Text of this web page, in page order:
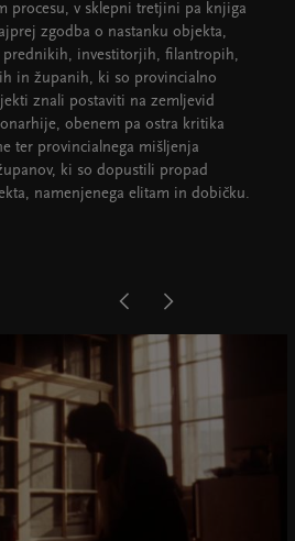
procesu, v sklepni tretjini pa knjiga
zgodba o nastanku objekta,
investitorjih, filantropih,
in županih, ki so provincialno
znali postaviti na zemljevid
obenem pa ostra kritika
ter provincialnega mišljenja
ki so dopustili propad
namenjenega elitam in dobičku.